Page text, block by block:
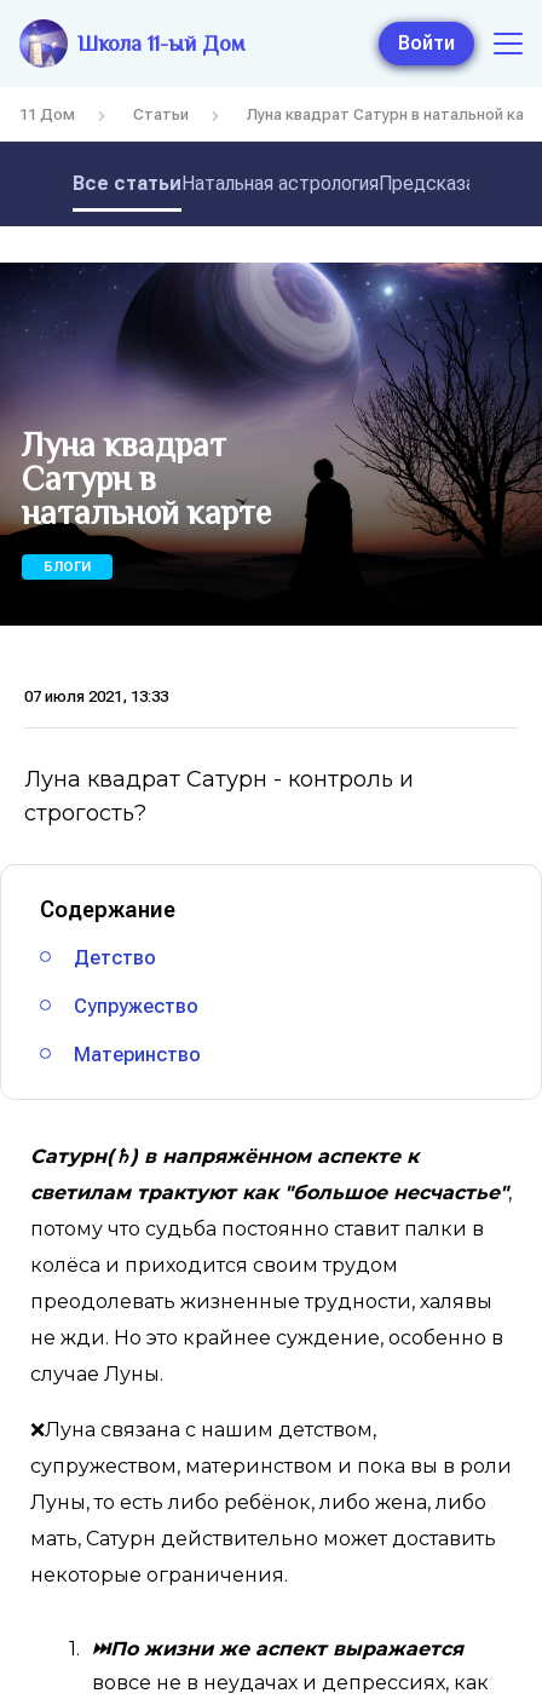
Школа 11-ый Дом Войти
11 Дом Статьи Луна квадрат Сатурн в натальной
Все статьиНатальная астрология
Луна квадрат
Сатурн в
натальной карте
БЛОГИ
07 июля 2021, 13:33
Луна квадрат Сатурн - контроль и
строгость?
Содержание
Детство
Супружество
Материнство
Сатурн(♄) в напряжённом аспекте к
светилам трактуют как "большое несчастье",
потому что судьба постоянно ставит палки в
колёса и приходится своим трудом
преодолевать жизненные трудности, халявы
не жди. Но это крайнее суждение, особенно в
случае Луны.
❌Луна связана с нашим детством,
супружеством, материнством и пока вы в роли
Луны, то есть либо ребёнок, либо жена, либо
мать, Сатурн действительно может доставить
некоторые ограничения.
⏭По жизни же аспект выражается
вовсе не в неудачах и депрессиях, как